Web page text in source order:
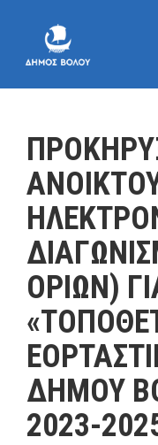
ΟΡΙΩΝ)
ΔΗΜΟΥ
2023-